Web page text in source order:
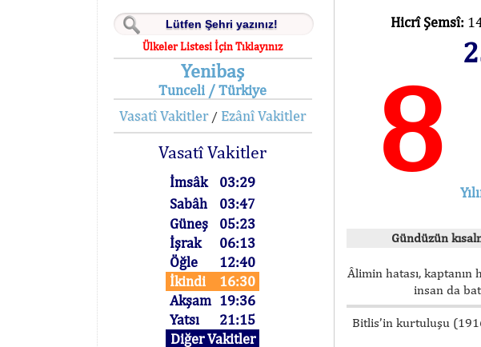
Ülkeler Listesi İçin Tıklayınız
Yenibaş
Tunceli / Türkiye
Vasatî Vakitler/ Ezânî Vakitler
Vasatî Vakitler
İmsâk
03:29
Sabâh
03:47
Güneş
05:23
İşrak
06:13
Öğle
12:40
İkindi
16:30
Akşam 19:36
Yatsı
21:15
Diğer Vakitler
Hicrî Şemsî:
8
Gündüzün
Âlimin hatası, kaptanın
insan da
Bitlis’in kurtuluşu